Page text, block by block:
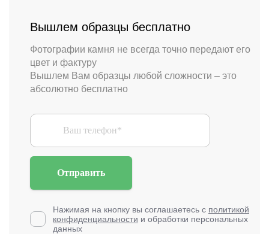
Вышлем образцы бесплатно
Фотографии камня не всегда точно передают его
цвет и фактуру
Вышлем Вам образцы любой сложности – это
абсолютно бесплатно
Отправить
Нажимая на кнопку вы соглашаетесь с политикой
конфиденциальности и обработки персональных
данных